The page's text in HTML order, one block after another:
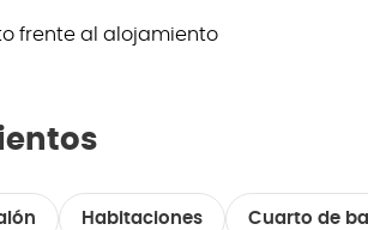
frente al alojamiento
Habitaciones Cuarto de